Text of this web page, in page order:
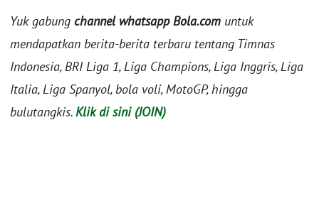
Yuk gabung channel whatsapp Bola.com untuk
mendapatkan berita-berita terbaru tentang Timnas
Indonesia, BRI Liga 1, Liga Champions, Liga Inggris, Liga
Italia, Liga Spanyol, bola voli, MotoGP, hingga
bulutangkis.Klik di sini (JOIN)